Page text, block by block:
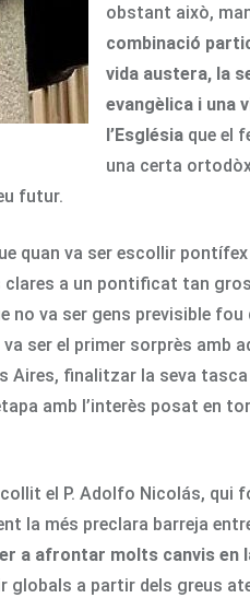
obstant això,
combinació
vida austera, la
evangèlica i una
l’Església que el
una certa
futur.
quan va ser escollir
clares a un pontificat tan
no va ser gens previsible fou
ser el primer sorprès amb
Aires, finalitzar la seva
amb l’interès posat en
el P. Adolfo Nicolás, qui
la més preclara barreja
a afrontar molts canvis en
a partir dels greus